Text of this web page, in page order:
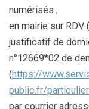
numérisés ;
en mairie sur RDV
justificatif de
n°12669*02 de
(https://
public.fr/
par courrier